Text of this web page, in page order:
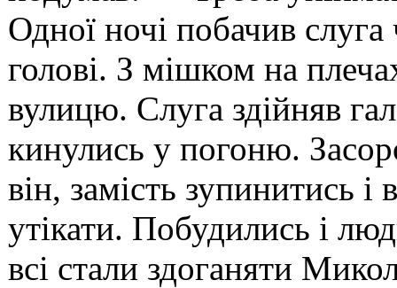
Одної ночі побачив
голові. З мішком на
вулицю. Слуга здійняв
кинулись у погоню.
він, замість зупинитись
утікати. Побудились і
всі стали здоганяти